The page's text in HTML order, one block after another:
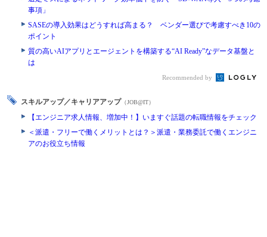
事項」
SASEの導入効果はどうすれば高まる？ ベンダー選びで考慮すべき10の
ポイント
質の高いAIアプリとエージェントを構築する“AI Ready”なデータ基盤と
は
Recommended by
スキルアップ／キャリアアップ （JOB@IT）
【エンジニア求人情報、増加中！】いますぐ話題の転職情報をチェック
＜派遣・フリーで働くメリットとは？＞派遣・業務委託で働くエンジニ
アのお役立ち情報